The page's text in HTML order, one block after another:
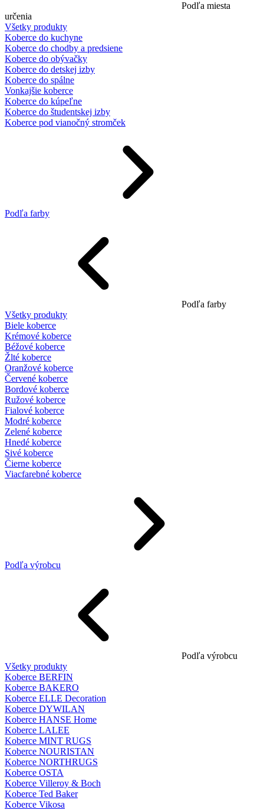
Podľa miesta
určenia
Všetky produkty
Koberce do kuchyne
Koberce do chodby a predsiene
Koberce do obývačky
Koberce do detskej izby
Koberce do spálne
Vonkajšie koberce
Koberce do kúpeľne
Koberce do študentskej izby
Koberce pod vianočný stromček
Podľa farby
Podľa farby
Všetky produkty
Biele koberce
Krémové koberce
Béžové koberce
Žlté koberce
Oranžové koberce
Červené koberce
Bordové koberce
Ružové koberce
Fialové koberce
Modré koberce
Zelené koberce
Hnedé koberce
Sivé koberce
Čierne koberce
Viacfarebné koberce
Podľa výrobcu
Podľa výrobcu
Všetky produkty
Koberce BERFIN
Koberce BAKERO
Koberce ELLE Decoration
Koberce DYWILAN
Koberce HANSE Home
Koberce LALEE
Koberce MINT RUGS
Koberce NOURISTAN
Koberce NORTHRUGS
Koberce OSTA
Koberce Villeroy & Boch
Koberce Ted Baker
Koberce Vikosa